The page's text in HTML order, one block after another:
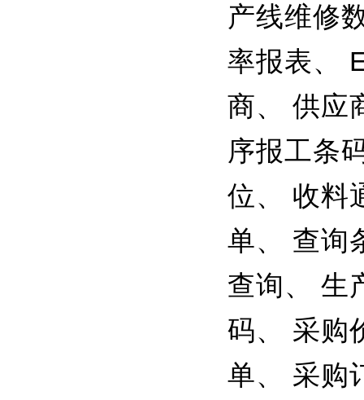
产线维修
率报表、
商、 供应
序报工条
位、 收料
单、 查询
查询、 生
码、 采购
单、 采购